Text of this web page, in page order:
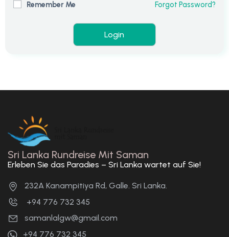
Remember Me Forgot Password?
Sri Lanka Rundreise Mit Saman
Erleben Sie das Paradies – Sri Lanka wartet auf Sie!
232A Kanampitiya Rd, Galle. Sri Lanka.
+94 776 732 345
samanlalgw@gmail.com
+94 776 732 345